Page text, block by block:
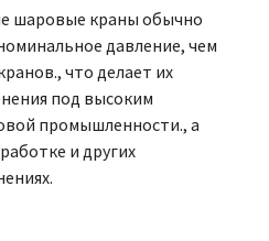
шаровые краны обычно
давление, чем
что делает их
под высоким
промышленности., а
и других